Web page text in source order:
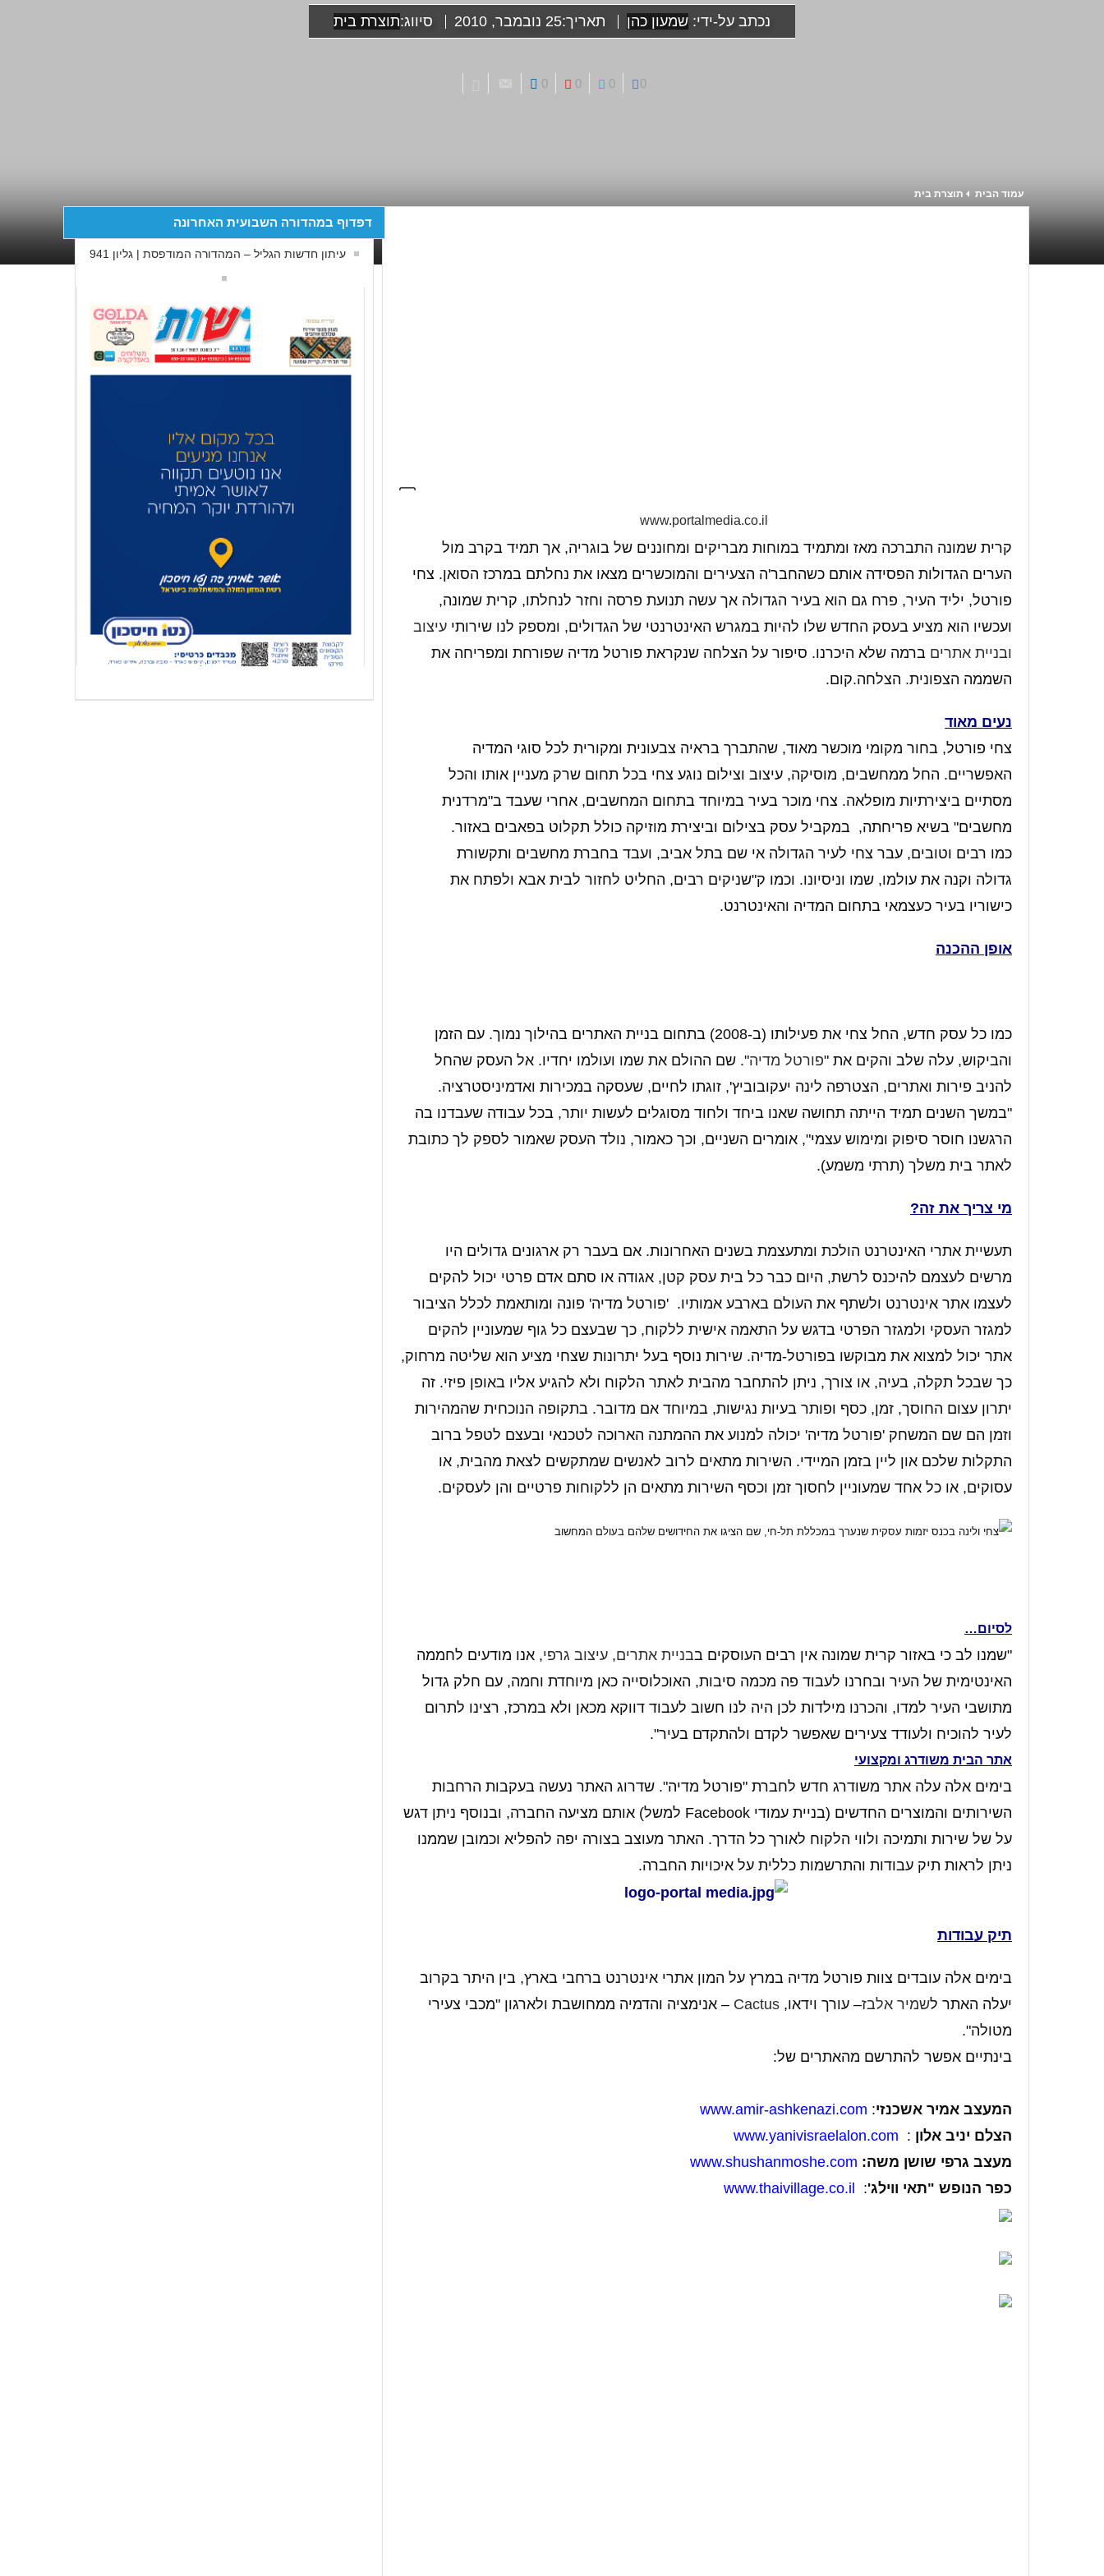
נכתב על-ידי: שמעון כהן תאריך:25 נובמבר, 2010 סיווג:תוצרת בית
0
0
0
0
עמוד הבית תוצרת בית
www.portalmedia.co.il
קרית שמונה התברכה מאז ומתמיד במוחות מבריקים ומחוננים של בוגריה, אך תמיד בקרב מול
הערים הגדולות הפסידה אותם כשהחבר'ה הצעירים והמוכשרים מצאו את נחלתם במרכז הסואן. צחי
פורטל, יליד העיר, פרח גם הוא בעיר הגדולה אך עשה תנועת פרסה וחזר לנחלתו, קרית שמונה,
ועכשיו הוא מציע בעסק החדש שלו להיות במגרש האינטרנטי של הגדולים, ומספק לנו שירותי עיצוב
ובניית אתרים ברמה שלא היכרנו. סיפור על הצלחה שנקראת פורטל מדיה שפורחת ומפריחה את
השממה הצפונית. הצלחה.קום.
נעים מאוד
צחי פורטל, בחור מקומי מוכשר מאוד, שהתברך בראיה צבעונית ומקורית לכל סוגי המדיה
האפשריים. החל ממחשבים, מוסיקה, עיצוב וצילום נוגע צחי בכל תחום שרק מעניין אותו והכל
מסתיים ביצירתיות מופלאה. צחי מוכר בעיר במיוחד בתחום המחשבים, אחרי שעבד ב"מרדנית
מחשבים" בשיא פריחתה, במקביל עסק בצילום וביצירת מוזיקה כולל תקלוט בפאבים באזור.
כמו רבים וטובים, עבר צחי לעיר הגדולה אי שם בתל אביב, ועבד בחברת מחשבים ותקשורת
גדולה וקנה את עולמו, שמו וניסיונו. וכמו ק"שניקים רבים, החליט לחזור לבית אבא ולפתח את
כישוריו בעיר כעצמאי בתחום המדיה והאינטרנט.
אופן ההכנה
כמו כל עסק חדש, החל צחי את פעילותו (ב-2008) בתחום בניית האתרים בהילוך נמוך. עם הזמן
והביקוש, עלה שלב והקים את "פורטל מדיה". שם ההולם את שמו ועולמו יחדיו. אל העסק שהחל
להניב פירות ואתרים, הצטרפה לינה יעקובוביץ', זוגתו לחיים, שעסקה במכירות ואדמיניסטרציה.
"במשך השנים תמיד הייתה תחושה שאנו ביחד ולחוד מסוגלים לעשות יותר, בכל עבודה שעבדנו בה
הרגשנו חוסר סיפוק ומימוש עצמי", אומרים השניים, וכך כאמור, נולד העסק שאמור לספק לך כתובת
לאתר בית משלך (תרתי משמע).
מי צריך את זה?
תעשיית אתרי האינטרנט הולכת ומתעצמת בשנים האחרונות. אם בעבר רק ארגונים גדולים היו
מרשים לעצמם להיכנס לרשת, היום כבר כל בית עסק קטן, אגודה או סתם אדם פרטי יכול להקים
לעצמו אתר אינטרנט ולשתף את העולם בארבע אמותיו. 'פורטל מדיה' פונה ומותאמת לכלל הציבור
למגזר העסקי ולמגזר הפרטי בדגש על התאמה אישית ללקוח, כך שבעצם כל גוף שמעוניין להקים
אתר יכול למצוא את מבוקשו בפורטל-מדיה. שירות נוסף בעל יתרונות שצחי מציע הוא שליטה מרחוק,
כך שבכל תקלה, בעיה, או צורך, ניתן להתחבר מהבית לאתר הלקוח ולא להגיע אליו באופן פיזי. זה
יתרון עצום החוסך, זמן, כסף ופותר בעיות נגישות, במיוחד אם מדובר. בתקופה הנוכחית שהמהירות
וזמן הם שם המשחק 'פורטל מדיה' יכולה למנוע את ההמתנה הארוכה לטכנאי ובעצם לטפל ברוב
התקלות שלכם און ליין בזמן המיידי. השירות מתאים לרוב לאנשים שמתקשים לצאת מהבית, או
עסוקים, או כל אחד שמעוניין לחסוך זמן וכסף השירות מתאים הן ללקוחות פרטיים והן לעסקים.
לסיום…
"שמנו לב כי באזור קרית שמונה אין רבים העוסקים בבניית אתרים, עיצוב גרפי, אנו מודעים לחממה
האינטימית של העיר ובחרנו לעבוד פה מכמה סיבות, האוכלוסייה כאן מיוחדת וחמה, עם חלק גדול
מתושבי העיר למדו, והכרנו מילדות לכן היה לנו חשוב לעבוד דווקא מכאן ולא במרכז, רצינו לתרום
לעיר להוכיח ולעודד צעירים שאפשר לקדם ולהתקדם בעיר".
אתר הבית משודרג ומקצועי
בימים אלה עלה אתר משודרג חדש לחברת "פורטל מדיה". שדרוג האתר נעשה בעקבות הרחבות
השירותים והמוצרים החדשים (בניית עמודי Facebook למשל) אותם מציעה החברה, ובנוסף ניתן דגש
על של שירות ותמיכה ולווי הלקוח לאורך כל הדרך. האתר מעוצב בצורה יפה להפליא וכמובן שממנו
ניתן לראות תיק עבודות והתרשמות כללית על איכויות החברה.
תיק עבודות
בימים אלה עובדים צוות פורטל מדיה במרץ על המון אתרי אינטרנט ברחבי בארץ, בין היתר בקרוב
יעלה האתר לשמיר אלבז– עורך וידאו, Cactus – אנימציה והדמיה ממחושבת ולארגון "מכבי צעירי
מטולה".
בינתיים אפשר להתרשם מהאתרים של:
המעצב אמיר אשכנזי:
www.amir-ashkenazi.com
הצלם יניב אלון :
www.yanivisraelalon.com
מעצב גרפי שושן משה: www.shushanmoshe.com
כפר הנופש "תאי ווילג':
www.thaivillage.co.il
דפדוף במהדורה השבועית האחרונה
עיתון חדשות הגליל – המהדורה המודפסת | גליון 941